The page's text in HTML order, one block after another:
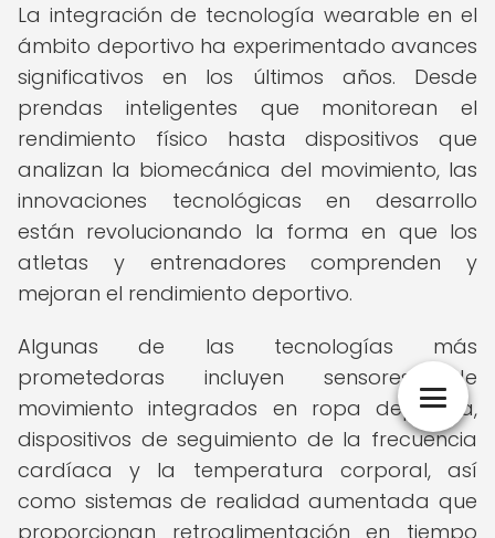
La integración de tecnología wearable en el
ámbito deportivo ha experimentado avances
significativos en los últimos años. Desde
prendas inteligentes que monitorean el
rendimiento físico hasta dispositivos que
analizan la biomecánica del movimiento, las
innovaciones tecnológicas en desarrollo
están revolucionando la forma en que los
atletas y entrenadores comprenden y
mejoran el rendimiento deportivo.
Algunas de las tecnologías más
prometedoras incluyen sensores de
movimiento integrados en ropa deportiva,
dispositivos de seguimiento de la frecuencia
cardíaca y la temperatura corporal, así
como sistemas de realidad aumentada que
proporcionan retroalimentación en tiempo